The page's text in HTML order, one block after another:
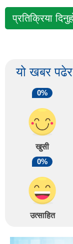
प्रतिक्रिया
यो खबर
0%
खुसी
0%
उत्साहित